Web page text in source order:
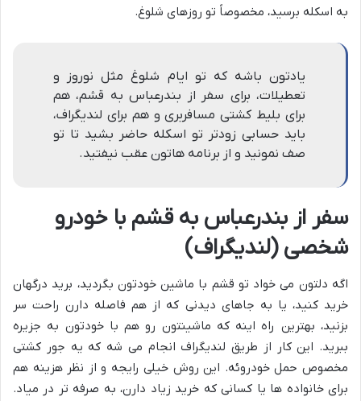
به اسکله برسید، مخصوصاً تو روزهای شلوغ.
یادتون باشه که تو ایام شلوغ مثل نوروز و
تعطیلات، برای سفر از بندرعباس به قشم، هم
برای بلیط کشتی مسافربری و هم برای لندیگراف،
باید حسابی زودتر تو اسکله حاضر بشید تا تو
صف نمونید و از برنامه هاتون عقب نیفتید.
سفر از بندرعباس به قشم با خودرو
شخصی (لندیگراف)
اگه دلتون می خواد تو قشم با ماشین خودتون بگردید، برید درگهان
خرید کنید، یا به جاهای دیدنی که از هم فاصله دارن راحت سر
بزنید، بهترین راه اینه که ماشینتون رو هم با خودتون به جزیره
ببرید. این کار از طریق لندیگراف انجام می شه که یه جور کشتی
مخصوص حمل خودروئه. این روش خیلی رایجه و از نظر هزینه هم
برای خانواده ها یا کسانی که خرید زیاد دارن، به صرفه تر در میاد.